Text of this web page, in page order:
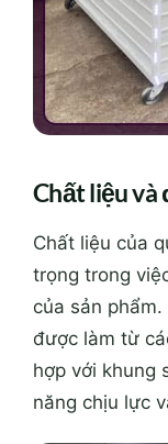
Chất liệu và
Chất liệu của
trọng trong
của sản
được làm từ
hợp với khung
năng chịu lực